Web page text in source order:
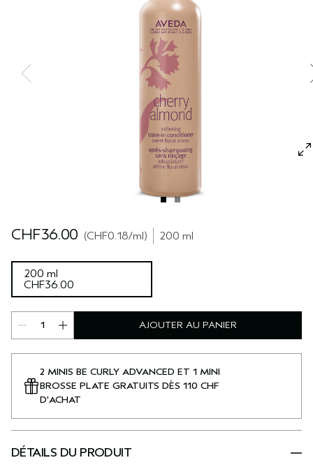
SÉRUM POUR LES CHEVEUX
TOUTES LES COLLECTIONS
CHF36.00 CHF0.18/ml 200 ml
200 ml
CHF36.00
AJOUTER AU PANIER
2 MINIS BE CURLY ADVANCED ET 1 MINI
BROSSE PLATE GRATUITS DÈS 110 CHF
D'ACHAT
DÉTAILS DU PRODUIT